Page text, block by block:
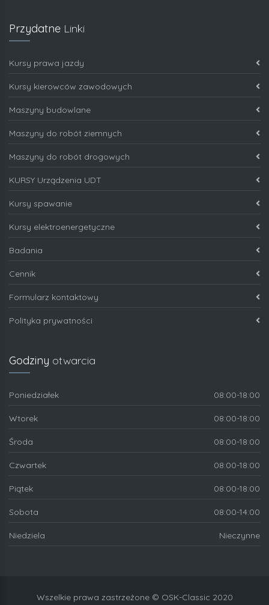
Przydatne Linki
Kursy prawa jazdy
Kursy kierowców zawodowych
Maszyny budowlane
Maszyny do robót ziemnych
Maszyny do robót drogowych
KURSY Urządzenia UDT
Kursy spawanie
Kursy elektroenergetyczne
Badania
Cennik
Formularz kontaktowy
Polityka prywatności
Godziny otwarcia
Poniedziałek 08:00-18:00
Wtorek 08:00-18:00
Środa 08:00-18:00
Czwartek 08:00-18:00
Piątek 08:00-18:00
Sobota 08:00-14:00
Niedziela Nieczynne
Wszelkie prawa zastrzeżone © OSK-Classic 2020